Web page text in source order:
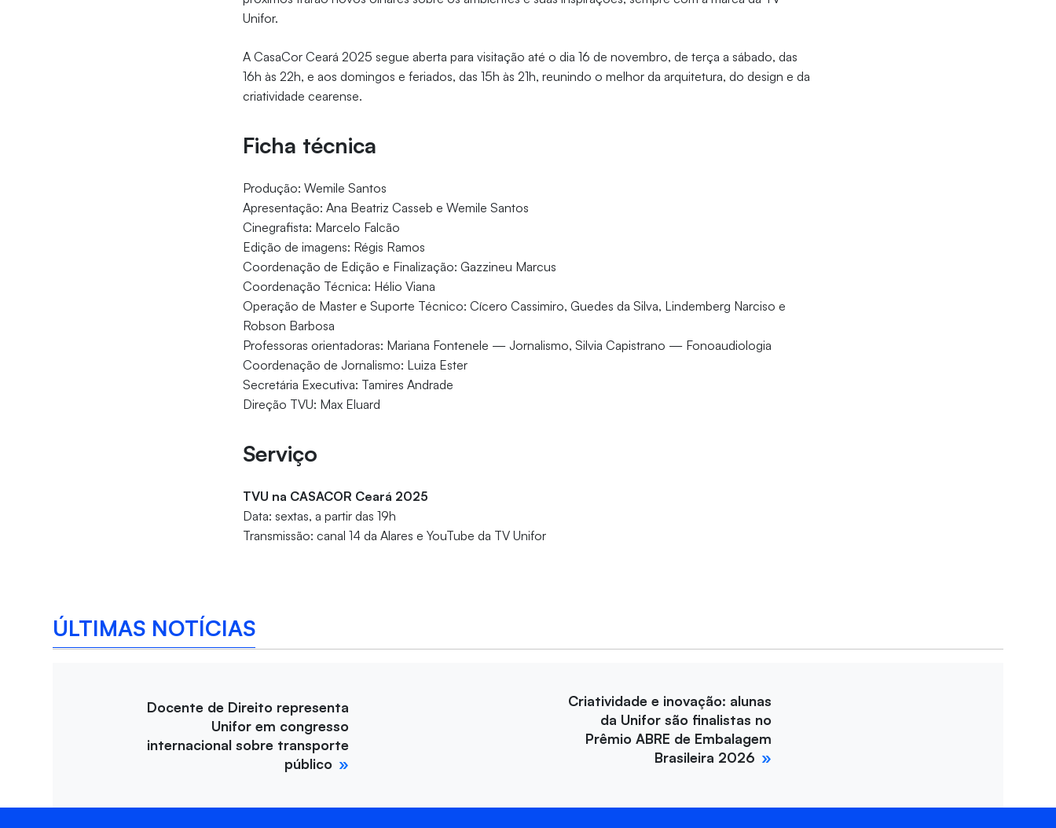
Unifor.
A CasaCor Ceará 2025 segue aberta para visitação até o dia 16 de novembro, de terça a sábado, das
16h às 22h, e aos domingos e feriados, das 15h às 21h, reunindo o melhor da arquitetura, do design e da
criatividade cearense.
Ficha técnica
Produção: Wemile Santos
Apresentação: Ana Beatriz Casseb e Wemile Santos
Cinegrafista: Marcelo Falcão
Edição de imagens: Régis Ramos
Coordenação de Edição e Finalização: Gazzineu Marcus
Coordenação Técnica: Hélio Viana
Operação de Master e Suporte Técnico: Cícero Cassimiro, Guedes da Silva, Lindemberg Narciso e
Robson Barbosa
Professoras orientadoras: Mariana Fontenele — Jornalismo, Silvia Capistrano — Fonoaudiologia
Coordenação de Jornalismo: Luiza Ester
Secretária Executiva: Tamires Andrade
Direção TVU: Max Eluard
Serviço
TVU na CASACOR Ceará 2025
Data: sextas, a partir das 19h
Transmissão: canal 14 da Alares e YouTube da TV Unifor
ÚLTIMAS NOTÍCIAS
Docente de Direito representa
Unifor em congresso
internacional sobre transporte
público
Criatividade e inovação: alunas
da Unifor são finalistas no
Prêmio ABRE de Embalagem
Brasileira 2026